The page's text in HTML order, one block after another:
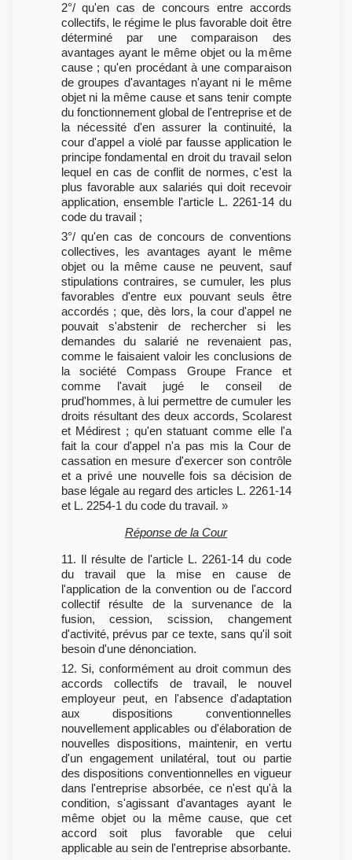
2°/ qu'en cas de concours entre accords
collectifs, le régime le plus favorable doit être
déterminé par une comparaison des
avantages ayant le même objet ou la même
cause ; qu'en procédant à une comparaison
de groupes d'avantages n'ayant ni le même
objet ni la même cause et sans tenir compte
du fonctionnement global de l'entreprise et de
la nécessité d'en assurer la continuité, la
cour d'appel a violé par fausse application le
principe fondamental en droit du travail selon
lequel en cas de conflit de normes, c'est la
plus favorable aux salariés qui doit recevoir
application, ensemble l'article L. 2261-14 du
code du travail ;
3°/ qu'en cas de concours de conventions
collectives, les avantages ayant le même
objet ou la même cause ne peuvent, sauf
stipulations contraires, se cumuler, les plus
favorables d'entre eux pouvant seuls être
accordés ; que, dès lors, la cour d'appel ne
pouvait s'abstenir de rechercher si les
demandes du salarié ne revenaient pas,
comme le faisaient valoir les conclusions de
la société Compass Groupe France et
comme l'avait jugé le conseil de
prud'hommes, à lui permettre de cumuler les
droits résultant des deux accords, Scolarest
et Médirest ; qu'en statuant comme elle l'a
fait la cour d'appel n'a pas mis la Cour de
cassation en mesure d'exercer son contrôle
et a privé une nouvelle fois sa décision de
base légale au regard des articles L. 2261-14
et L. 2254-1 du code du travail. »
Réponse de la Cour
11. Il résulte de l'article L. 2261-14 du code
du travail que la mise en cause de
l'application de la convention ou de l'accord
collectif résulte de la survenance de la
fusion, cession, scission, changement
d'activité, prévus par ce texte, sans qu'il soit
besoin d'une dénonciation.
12. Si, conformément au droit commun des
accords collectifs de travail, le nouvel
employeur peut, en l'absence d'adaptation
aux dispositions conventionnelles
nouvellement applicables ou d'élaboration de
nouvelles dispositions, maintenir, en vertu
d'un engagement unilatéral, tout ou partie
des dispositions conventionnelles en vigueur
dans l'entreprise absorbée, ce n'est qu'à la
condition, s'agissant d'avantages ayant le
même objet ou la même cause, que cet
accord soit plus favorable que celui
applicable au sein de l'entreprise absorbante.